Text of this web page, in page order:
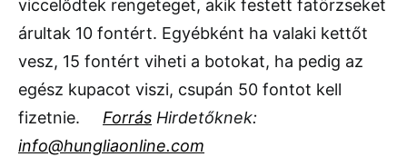
viccelődtek rengeteget, akik festett fatörzseket
árultak 10 fontért. Egyébként ha valaki kettőt
vesz, 15 fontért viheti a botokat, ha pedig az
egész kupacot viszi, csupán 50 fontot kell
fizetnie. Forrás Hirdetőknek:
info@hungliaonline.com